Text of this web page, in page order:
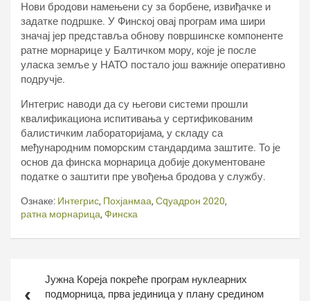
Нови бродови намењени су за борбене, извиђачке и
задатке подршке. У Финској овај програм има шири
значај јер представља обнову површинске компоненте
ратне морнарице у Балтичком мору, које је после
уласка земље у НАТО постало још важније оперативно
подручје.
Интегрис наводи да су његови системи прошли
квалификациона испитивања у сертификованим
балистичким лабораторијама, у складу са
међународним поморским стандардима заштите. То је
основ да финска морнарица добије документоване
податке о заштити пре увођења бродова у службу.
Ознаке: Интегрис, Похјанмаа, Сqуадрон 2020,
ратна морнарица, Финска
чланкаЈужна Кореја покреће програм нуклеарних
подморница, прва јединица у плану средином